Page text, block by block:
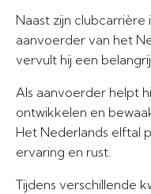
Naast zijn clubcarrière
aanvoerder van het
vervult hij een
Als aanvoerder helpt
ontwikkelen en
Het Nederlands elftal
ervaring en rust.
Tijdens verschillende